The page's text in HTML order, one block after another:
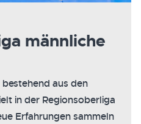
männliche
aus den
in der Regionsoberliga
Erfahrungen sammeln